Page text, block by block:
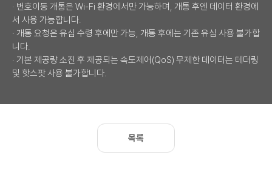
· 번호이동 개통은 Wi-Fi 환경에서만 가능하며, 개통 후엔 데이터 환경에
서 사용 가능합니다.
· 개통 요청은 유심 수령 후에만 가능, 개통 후에는 기존 유심 사용 불가합
니다.
· 기본 제공량 소진 후 제공되는 속도제어(QoS) 무제한 데이터는 테더링
및 핫스팟 사용 불가합니다.
목록